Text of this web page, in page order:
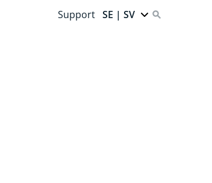
Support SE | SV